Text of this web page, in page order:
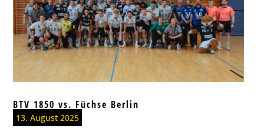
BTV 1850 vs. Füchse Berlin
13. August 2025